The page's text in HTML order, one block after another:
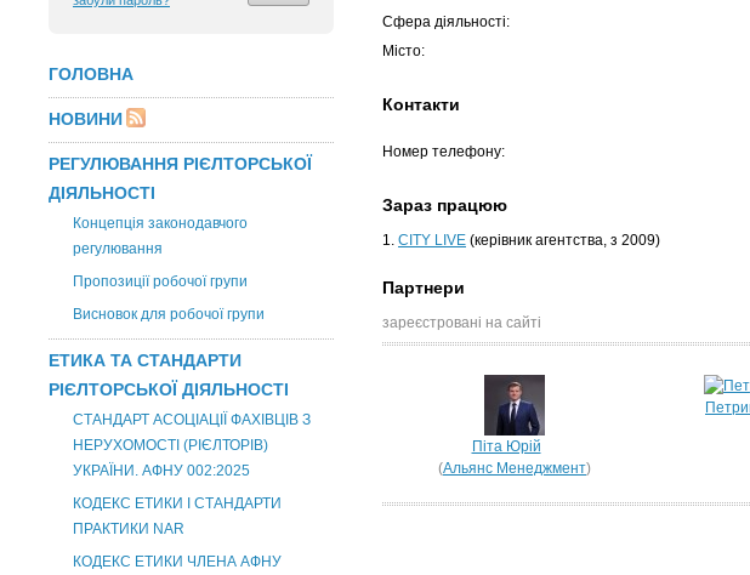
ГОЛОВНА
НОВИНИ
РЕГУЛЮВАННЯ РІЄЛТОРСЬКОЇ
ДІЯЛЬНОСТІ
Концепція законодавчого
регулювання
Пропозиції робочої групи
Висновок для робочої групи
ЕТИКА ТА СТАНДАРТИ
РІЄЛТОРСЬКОЇ ДІЯЛЬНОСТІ
СТАНДАРТ АСОЦІАЦІЇ ФАХІВЦІВ З
НЕРУХОМОСТІ (РІЄЛТОРІВ)
УКРАЇНИ. АФНУ 002:2025
КОДЕКС ЕТИКИ І СТАНДАРТИ
ПРАКТИКИ NAR
КОДЕКС ЕТИКИ ЧЛЕНА АФНУ
Сфера діяльності:
Місто:
Контакти
Номер телефону:
Зараз працюю
1. CITY LIVE (керівник агентства, з 2009)
Партнери
зареєстровані на сайті
Піта Юрій
(Альянс Менеджмент)